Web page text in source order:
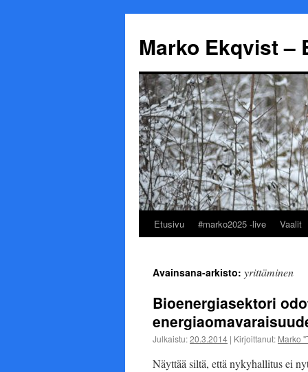
Marko Ekqvist –
Siirry
Etusivu #marko2025 -live Vaalit
Avainsana-arkisto: yrittäminen
Bioenergiasektori
Julkaistu:20.3.2014 | Kirjoittanut: Marko
Näyttää siltä, että nykyhallitus ei